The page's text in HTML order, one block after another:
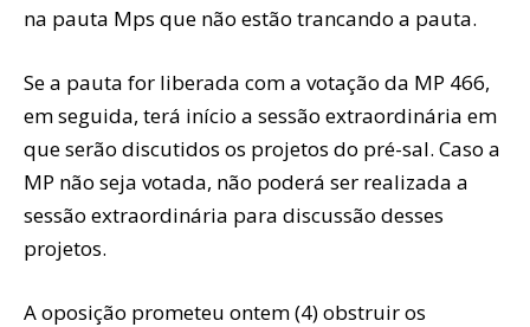
na pauta Mps que não estão trancando a pauta.
Se a pauta for liberada com a votação da MP 466,
em seguida, terá início a sessão extraordinária em
que serão discutidos os projetos do pré-sal. Caso a
MP não seja votada, não poderá ser realizada a
sessão extraordinária para discussão desses
projetos.
A oposição prometeu ontem (4) obstruir os